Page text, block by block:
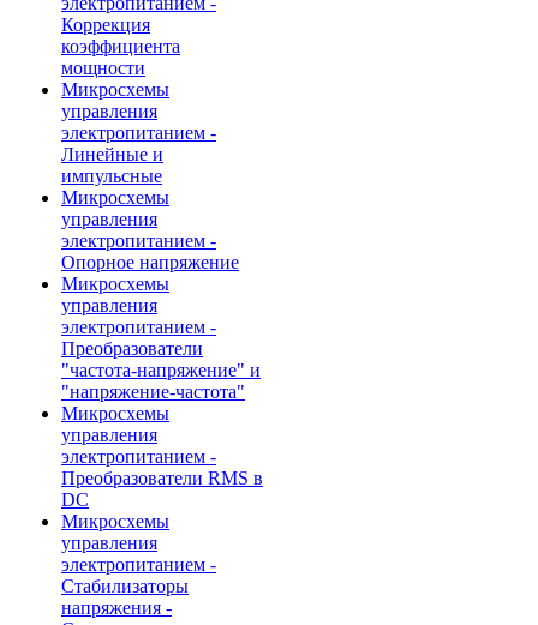
Коррекция
коэффициента
мощности
Микросхемы
управления
электропитанием -
Линейные и
импульсные
Микросхемы
управления
электропитанием -
Опорное напряжение
Микросхемы
управления
электропитанием -
Преобразователи
"частота-напряжение" и
"напряжение-частота"
Микросхемы
управления
электропитанием -
Преобразователи RMS в
DC
Микросхемы
управления
электропитанием -
Стабилизаторы
напряжения -